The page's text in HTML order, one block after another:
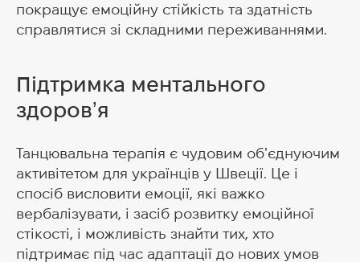
покращує емоційну стійкість та здатність
справлятися зі складними переживаннями.
Підтримка ментального
здоровʼя
Танцювальна терапія є чудовим обʼєднуючим
активітетом для українців у Швеції. Це і
спосіб висловити емоції, які важко
вербалізувати, і засіб розвитку емоційної
стікості, і можливість знайти тих, хто
підтримає під час адаптації до нових умов